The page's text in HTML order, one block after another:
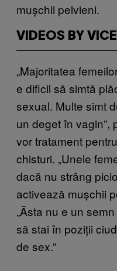
mușchii pelvieni.
VIDEOS BY VICE
„Majoritatea
e dificil să simtă
sexual. Multe simt
un deget în vagin”,
vor tratament
chisturi. „Unele
dacă nu strâng
activează mușchii
„Ăsta nu e un
să stai în poziții
de sex.”